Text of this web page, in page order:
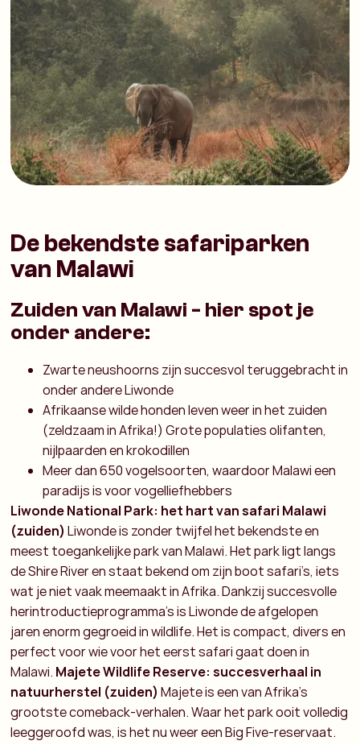
De bekendste safariparken
van Malawi
Zuiden van Malawi - hier spot je
onder andere:
Zwarte neushoorns zijn succesvol teruggebracht in
onder andere Liwonde
Afrikaanse wilde honden leven weer in het zuiden
(zeldzaam in Afrika!) Grote populaties olifanten,
nijlpaarden en krokodillen
Meer dan 650 vogelsoorten, waardoor Malawi een
paradijs is voor vogelliefhebbers
Liwonde National Park: het hart van safari Malawi
(zuiden) Liwonde is zonder twijfel het bekendste en
meest toegankelijke park van Malawi. Het park ligt langs
de Shire River en staat bekend om zijn boot safari’s, iets
wat je niet vaak meemaakt in Afrika. Dankzij succesvolle
herintroductieprogramma's is Liwonde de afgelopen
jaren enorm gegroeid in wildlife. Het is compact, divers en
perfect voor wie voor het eerst safari gaat doen in
Malawi. Majete Wildlife Reserve: succesverhaal in
natuurherstel (zuiden) Majete is een van Afrika’s
grootste comeback-verhalen. Waar het park ooit volledig
leeggeroofd was, is het nu weer een Big Five-reservaat.